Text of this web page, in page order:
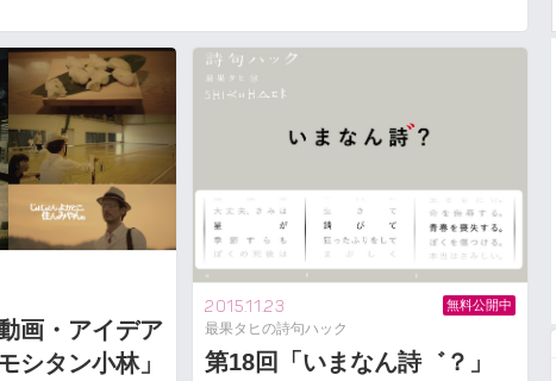
画・アイデア
シタン小林」
2015.11.23
最果タヒの詩句ハック
第18回「いまなん詩゛？」
無料公開中